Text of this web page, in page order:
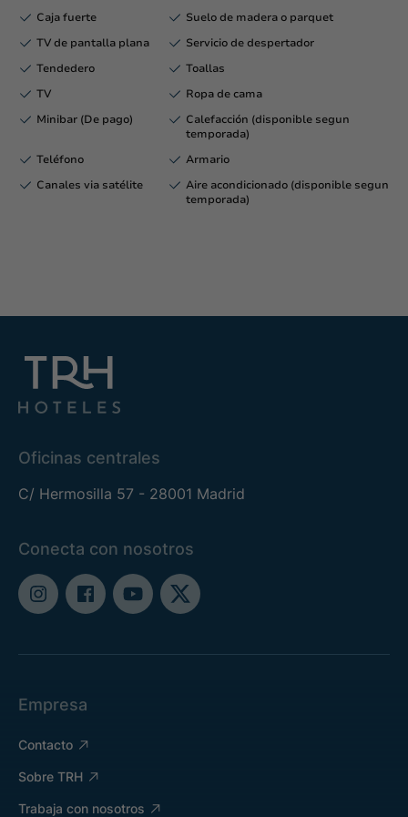
Caja fuerte
Suelo de madera o parquet
TV de pantalla plana
Servicio de despertador
Tendedero
Toallas
TV
Ropa de cama
Minibar (De pago)
Calefacción (disponible segun
temporada)
Teléfono
Armario
Canales via satélite
Aire acondicionado (disponible segun
temporada)
Oficinas centrales
C/ Hermosilla 57 - 28001 Madrid
Conecta con nosotros
Empresa
Contacto
Sobre TRH
Trabaja con nosotros